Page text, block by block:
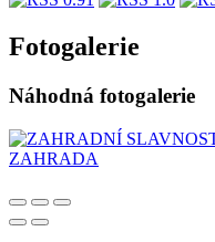
Fotogalerie
Náhodná fotogalerie